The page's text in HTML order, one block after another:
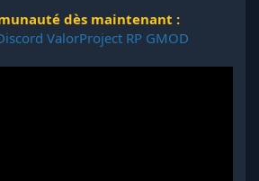
dès maintenant :
ValorProject RP GMOD